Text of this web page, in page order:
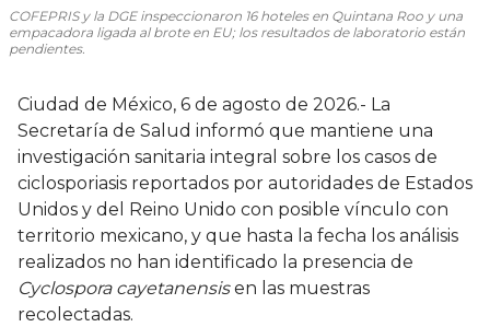
COFEPRIS y la DGE inspeccionaron 16 hoteles en Quintana Roo y una
empacadora ligada al brote en EU; los resultados de laboratorio están
pendientes.
Ciudad de México, 6 de agosto de 2026.- La
Secretaría de Salud informó que mantiene una
investigación sanitaria integral sobre los casos de
ciclosporiasis reportados por autoridades de Estados
Unidos y del Reino Unido con posible vínculo con
territorio mexicano, y que hasta la fecha los análisis
realizados no han identificado la presencia de
Cyclospora cayetanensisen las muestras
recolectadas.